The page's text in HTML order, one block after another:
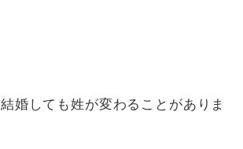
婚しても姓が変わることがありま